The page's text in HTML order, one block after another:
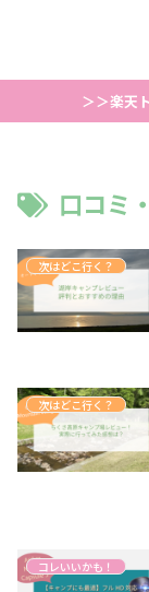
＞＞楽天
口コミ
次はどこ行く？
次はどこ行く？
コレいいかも！